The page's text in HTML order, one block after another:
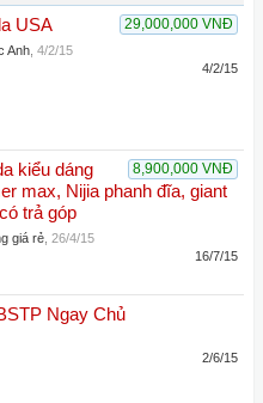
29,000,000 VNĐ
USA
Anh 4/2/15
4/2/15
8,900,000 VNĐ
kiểu dáng
max, Nijia phanh đĩa, giant
trả góp
giá rẻ 26/4/15
16/7/15
Ngay Chủ
2/6/15